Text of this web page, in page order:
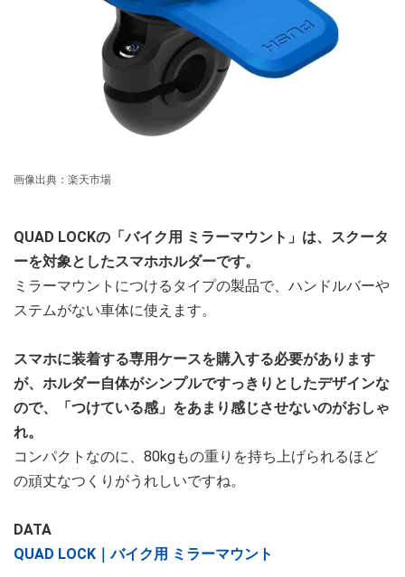
画像出典：楽天市場
QUAD LOCKの「バイク用 ミラーマウント」は、スクータ
ーを対象としたスマホホルダーです。
ミラーマウントにつけるタイプの製品で、ハンドルバーや
ステムがない車体に使えます。
スマホに装着する専用ケースを購入する必要があります
が、ホルダー自体がシンプルですっきりとしたデザインな
ので、「つけている感」をあまり感じさせないのがおしゃ
れ。
コンパクトなのに、80kgもの重りを持ち上げられるほど
の頑丈なつくりがうれしいですね。
DATA
QUAD LOCK｜バイク用 ミラーマウント